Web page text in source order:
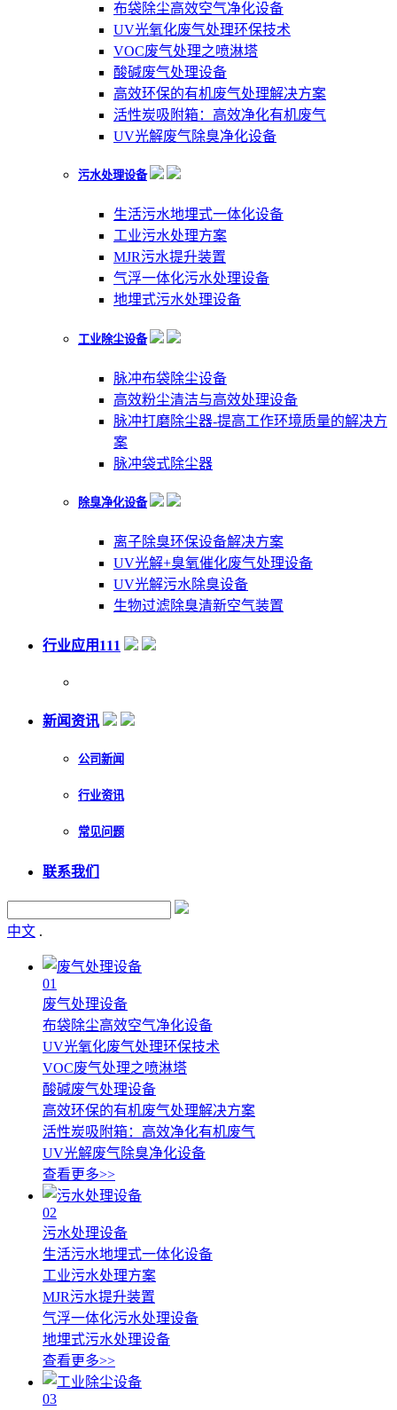
布袋除尘高效空气净化设备
UV光氧化废气处理环保技术
VOC废气处理之喷淋塔
酸碱废气处理设备
高效环保的有机废气处理解决方案
活性炭吸附箱：高效净化有机废气
UV光解废气除臭净化设备
污水处理设备
生活污水地埋式一体化设备
工业污水处理方案
MJR污水提升装置
气浮一体化污水处理设备
地埋式污水处理设备
工业除尘设备
脉冲布袋除尘设备
高效粉尘清洁与高效处理设备
脉冲打磨除尘器-提高工作环境质量的解决方
案
脉冲袋式除尘器
除臭净化设备
离子除臭环保设备解决方案
UV光解+臭氧催化废气处理设备
UV光解污水除臭设备
生物过滤除臭清新空气装置
行业应用111
新闻资讯
公司新闻
行业资讯
常见问题
联系我们
中文 .
01
废气处理设备
布袋除尘高效空气净化设备
UV光氧化废气处理环保技术
VOC废气处理之喷淋塔
酸碱废气处理设备
高效环保的有机废气处理解决方案
活性炭吸附箱：高效净化有机废气
UV光解废气除臭净化设备
查看更多>>
02
污水处理设备
生活污水地埋式一体化设备
工业污水处理方案
MJR污水提升装置
气浮一体化污水处理设备
地埋式污水处理设备
查看更多>>
03